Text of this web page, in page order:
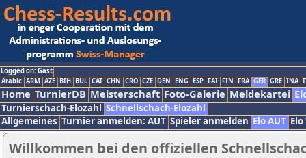
Logged on: Gast
Arabic ARM AZE BIH BUL CAT CHN CRO CZE DEN ENG ESP FAI FIN FRA GER GRE INA
Home TurnierDB Meisterschaft Foto-Galerie Meldekartei
Turnierschach-Elozahl Schnellschach-Elozahl
Allgemeines Turnier anmelden: AUT Spieler anmelden Elo AUT
Willkommen bei den offiziellen